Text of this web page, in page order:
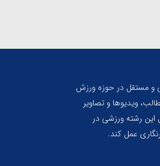
و مستقل در حوزه ورزش
ویدیوها و تصاویر
رشته ورزشی در
عمل کند.